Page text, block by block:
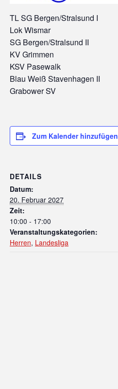
TL SG Bergen/Stralsund I
Lok Wismar
SG Bergen/Stralsund II
KV Grimmen
KSV Pasewalk
Blau Weiß Stavenhagen II
Grabower SV
Zum Kalender hinzufügen
DETAILS
Datum:
20. Februar 2027
Zeit:
10:00 - 17:00
Veranstaltungskategorien:
Herren, Landesliga